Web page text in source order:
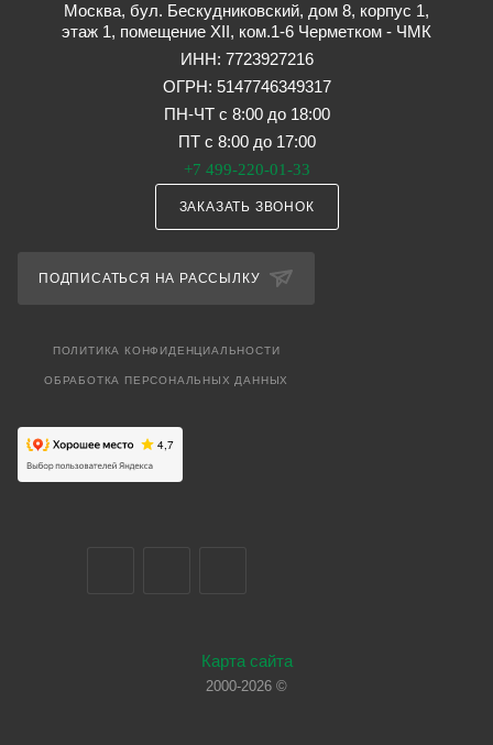
Москва, бул. Бескудниковский, дом 8, корпус 1,
этаж 1, помещение XII, ком.1-6 Черметком - ЧМК
ИНН: 7723927216
ОГРН: 5147746349317
ПН-ЧТ с 8:00 до 18:00
ПТ с 8:00 до 17:00
+7 499-220-01-33
ЗАКАЗАТЬ ЗВОНОК
ПОДПИСАТЬСЯ НА РАССЫЛКУ
ПОЛИТИКА КОНФИДЕНЦИАЛЬНОСТИ
ОБРАБОТКА ПЕРСОНАЛЬНЫХ ДАННЫХ
Карта сайта
2000-2026 ©